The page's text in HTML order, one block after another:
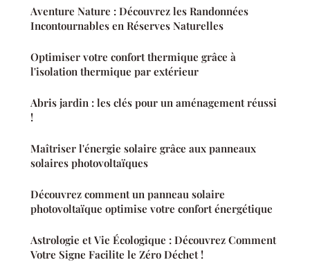
Aventure Nature : Découvrez les Randonnées
Incontournables en Réserves Naturelles
Optimiser votre confort thermique grâce à
l'isolation thermique par extérieur
Abris jardin : les clés pour un aménagement réussi
!
Maîtriser l'énergie solaire grâce aux panneaux
solaires photovoltaïques
Découvrez comment un panneau solaire
photovoltaïque optimise votre confort énergétique
Astrologie et Vie Écologique : Découvrez Comment
Votre Signe Facilite le Zéro Déchet !